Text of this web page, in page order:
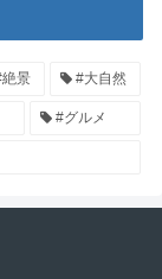
景 #大自然
#グルメ